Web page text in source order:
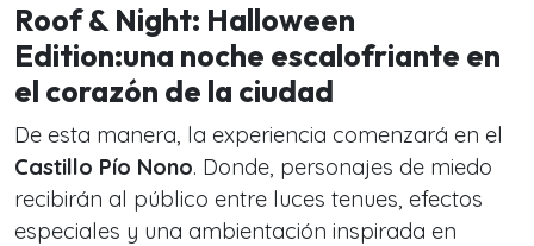
Roof & Night: Halloween
Edition:una noche escalofriante en
el corazón de la ciudad
De esta manera, la experiencia comenzará en el
Castillo Pío Nono. Donde, personajes de miedo
recibirán al público entre luces tenues, efectos
especiales y una ambientación inspirada en